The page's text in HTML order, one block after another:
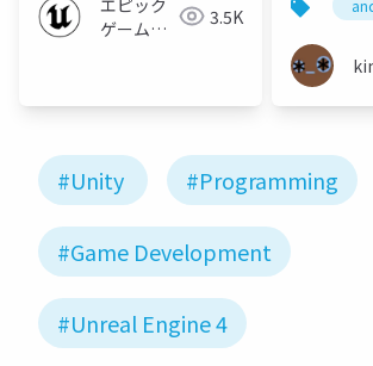
ゲームズ
3.5K
#Unity #Programming
#Game Development
#Unreal Engine 4